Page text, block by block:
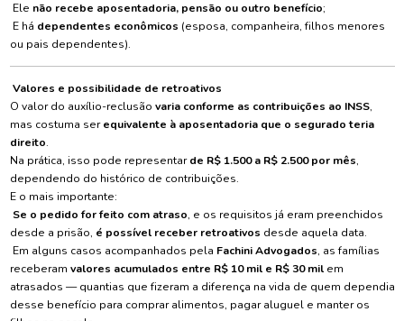
Ele não recebe aposentadoria, pensão ou outro benefício;
E há dependentes econômicos (esposa, companheira, filhos menores
ou pais dependentes).
Valores e possibilidade de retroativos
O valor do auxílio-reclusão varia conforme as contribuições ao INSS,
mas costuma serequivalente à aposentadoria que o segurado teria
direito.
Na prática, isso pode representarde R$ 1.500 a R$ 2.500 por mês,
dependendo do histórico de contribuições.
E o mais importante:
Se o pedido for feito com atraso, e os requisitos já eram preenchidos
desde a prisão, é possível receber retroativos desde aquela data.
Em alguns casos acompanhados pela Fachini Advogados, as famílias
receberam valores acumulados entre R$ 10 mil e R$ 30 milem
atrasados — quantias que fizeram a diferença na vida de quem dependia
desse benefício para comprar alimentos, pagar aluguel e manter os